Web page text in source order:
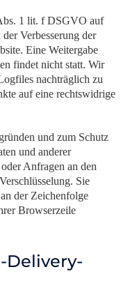
1 lit. f DSGVO auf
der Verbesserung der
Eine Weitergabe
findet nicht statt. Wir
nachträglich zu
auf eine rechtswidrige
und zum Schutz
und anderer
Anfragen an den
Sie
der Zeichenfolge
Browserzeile
Delivery-